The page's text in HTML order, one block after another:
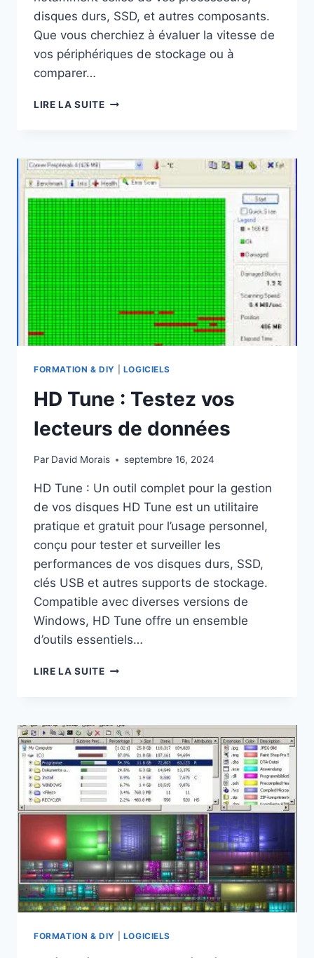
disques durs, SSD, et autres composants.
Que vous cherchiez à évaluer la vitesse de
vos périphériques de stockage ou à
comparer…
LIRE LA SUITECRYSTALMARK
FORMATION & DIY LOGICIELS
HD Tune : Testez vos
lecteurs de données
Par David Morais septembre 16, 2024
HD Tune : Un outil complet pour la gestion
de vos disques HD Tune est un utilitaire
pratique et gratuit pour l’usage personnel,
conçu pour tester et surveiller les
performances de vos disques durs, SSD,
clés USB et autres supports de stockage.
Compatible avec diverses versions de
Windows, HD Tune offre un ensemble
d’outils essentiels…
LIRE LA SUITEHD
VOS
LECTEURS
DE
DONNÉES
FORMATION & DIY LOGICIELS